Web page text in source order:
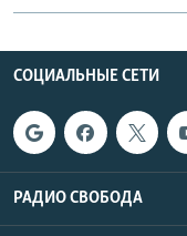
СОЦИАЛЬНЫЕ СЕТИ
РАДИО СВОБОДА